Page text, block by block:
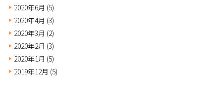
2020年6月 (5)
2020年4月 (3)
2020年3月 (2)
2020年2月 (3)
2020年1月 (5)
2019年12月 (5)